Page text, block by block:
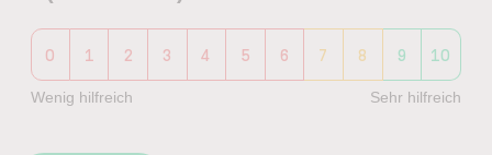
0 1 2 3 4 5 6 7 8 9 10
Wenig hilfreich Sehr hilfreich